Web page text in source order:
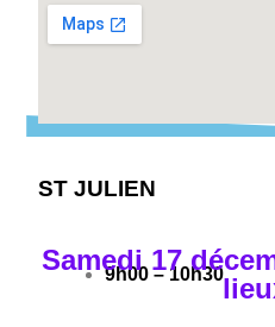
Samedi 17
ST JULIEN
9h00 – 10h30